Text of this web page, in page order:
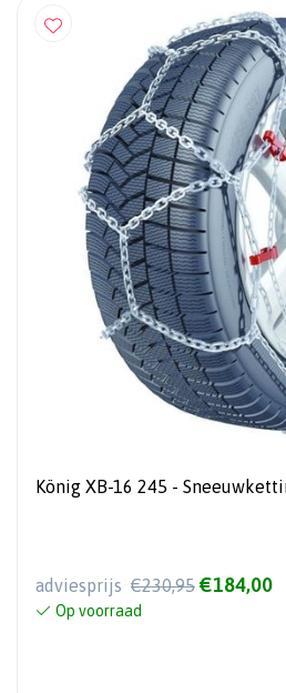
König XB-16 245 -
adviesprijs €230,95 €184,00
Op voorraad